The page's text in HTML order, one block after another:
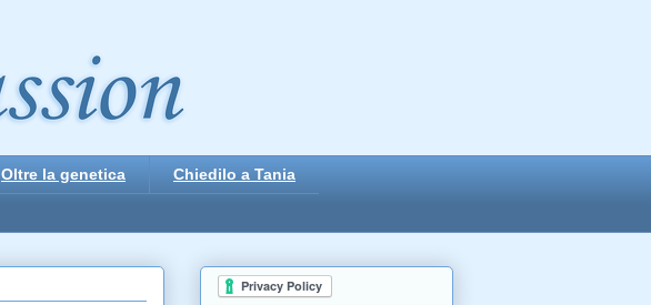
Oltre la genetica Chiedilo a Tania